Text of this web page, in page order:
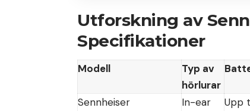
Utforskning av
Specifikationer
Modell
Typ av
hörlurar
Sennheiser
In-ear
Upp